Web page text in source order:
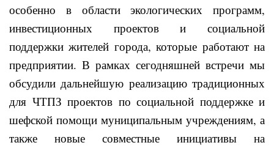
особенно в области экологических программ,
инвестиционных проектов и социальной
поддержки жителей города, которые работают на
предприятии. В рамках сегодняшней встречи мы
обсудили дальнейшую реализацию традиционных
для ЧТПЗ проектов по социальной поддержке и
шефской помощи муниципальным учреждениям, а
также новые совместные инициативы на